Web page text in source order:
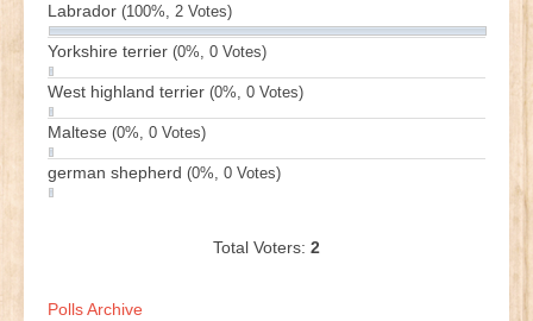
Labrador (100%, 2 Votes)
Yorkshire terrier (0%, 0 Votes)
West highland terrier (0%, 0 Votes)
Maltese (0%, 0 Votes)
german shepherd (0%, 0 Votes)
Total Voters: 2
Polls Archive